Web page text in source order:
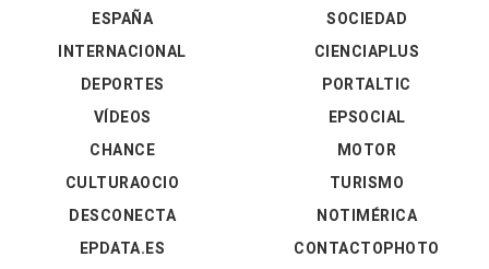
ESPAÑA
INTERNACIONAL
DEPORTES
VÍDEOS
SOCIEDAD
CIENCIAPLUS
PORTALTIC
EPSOCIAL
CHANCE
CULTURAOCIO
DESCONECTA
EPDATA.ES
MOTOR
TURISMO
NOTIMÉRICA
CONTACTOPHOTO